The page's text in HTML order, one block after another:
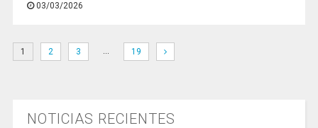
03/03/2026
1 2 3 … 19
NOTICIAS RECIENTES